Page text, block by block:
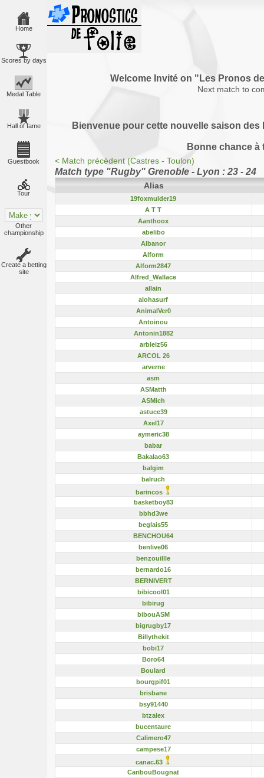
Home
Scores by days
Medal Table
Hall of fame
Guestbook
Tour
Other
championship
Create a betting
site
Welcome Invité on "Les Pronos
Next match to
Bienvenue pour cette nouvelle saison des
Bonne chance à
< Match précédent (Castres - Toulon)
Match type "Rugby" Grenoble - Lyon : 23 -
Alias
19foxmulder19
A T T
Aanthoox
abelibo
Albanor
Alform
Alform2847
Alfred_Wallace
allain
alohasurf
AnimalVer0
Antoinou
Antonin1882
arbleiz56
ARCOL 26
arverne
asm
ASMatth
ASMich
astuce39
Axel17
aymeric38
babar
Bakalao63
balgim
balruch
barincos
basketboy83
bbhd3we
beglais55
BENCHOU64
benlive06
benzouillle
bernardo16
BERNIVERT
bibicool01
bibirug
bibouASM
bigrugby17
Billythekit
bobi17
Boro64
Boulard
bourgpif01
brisbane
bsy91440
btzalex
bucentaure
Calimero47
campese17
canac.63
CaribouBougnat